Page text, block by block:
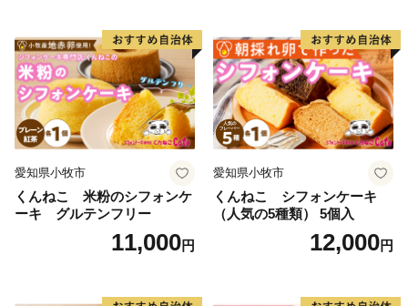
レーション ホールケーキ 日
時指定可
デコレーションケーキ ホー
ルケーキ 人形 かわいい こど
も
愛知県小牧市
くんねこ 米粉のシフォンケ
ーキ グルテンフリー
11,000円
愛知県小牧市
くんねこ シフォンケーキ
（人気の5種類） 5個入
12,000円